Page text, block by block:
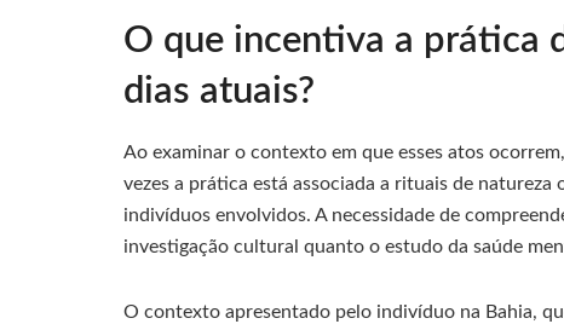
O que incentiva a prática
dias atuais?
Ao examinar o contexto em que esses atos
vezes a prática está associada a rituais de
indivíduos envolvidos. A necessidade de
investigação cultural quanto o estudo da saúde
O contexto apresentado pelo indivíduo na Bahia,